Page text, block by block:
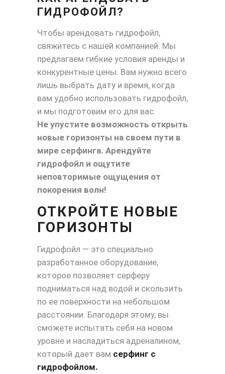
ГИДРОФОЙЛ?
Чтобы арендовать гидрофойл,
свяжитесь с нашей компанией. Мы
предлагаем гибкие условия аренды и
конкурентные цены. Вам нужно всего
лишь выбрать дату и время, когда
вам удобно использовать гидрофойл,
и мы подготовим его для вас.
Не упустите возможность открыть
новые горизонты на своем пути в
мире серфинга. Арендуйте
гидрофойл и ощутите
неповторимые ощущения от
покорения волн!
ОТКРОЙТЕ НОВЫЕ
ГОРИЗОНТЫ
Гидрофойл — это специально
разработанное оборудование,
которое позволяет серферу
подниматься над водой и скользить
по ее поверхности на небольшом
расстоянии. Благодаря этому, вы
сможете испытать себя на новом
уровне и насладиться адреналином,
который дает вам серфинг с
гидрофойлом.